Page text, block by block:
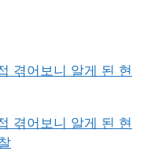
겪어보니 알게 된 현
겪어보니 알게 된 현